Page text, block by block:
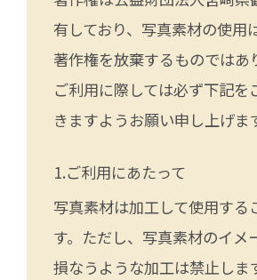
有しており、写真素材の使用
著作権を放棄するものではあ
ご利用に際しては必ず下記を
きますようお願い申し上げま
ご利用にあたって
写真素材は加工して使用する
す。ただし、写真素材のイメ
損なうような加工は禁止しま